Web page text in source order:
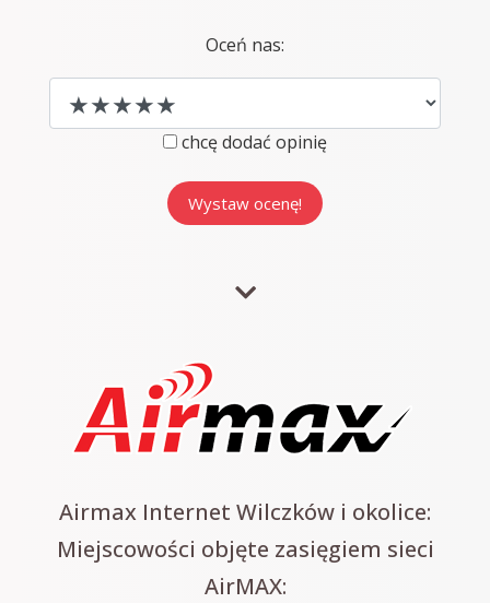
Oceń nas:
chcę dodać opinię
Airmax Internet Wilczków i okolice:
Miejscowości objęte zasięgiem sieci
AirMAX: